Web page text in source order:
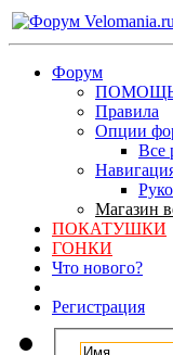
Форум
Правила
Опции
Все
Магазин
ПОКАТУШКИ
ГОНКИ
Что нового?
Регистрация